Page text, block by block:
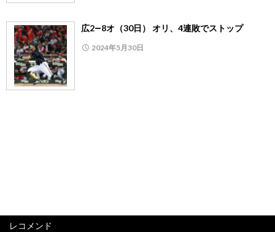
広2―8オ（30日） オリ、4連敗でストップ
2024年5月30日
レコメンド